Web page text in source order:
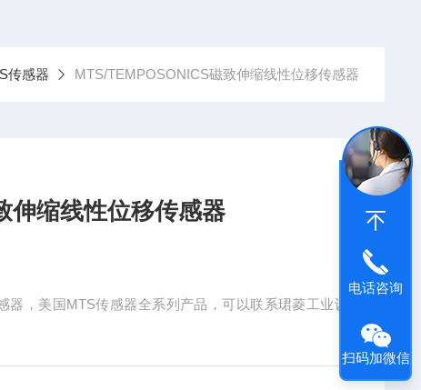
传感器 MTS/TEMPOSONICS磁致伸缩线性位移传感器
伸缩线性位移传感器
，美国MTS传感器全系列产品，可以联系珺菱工业设
电话咨询
扫码加微信